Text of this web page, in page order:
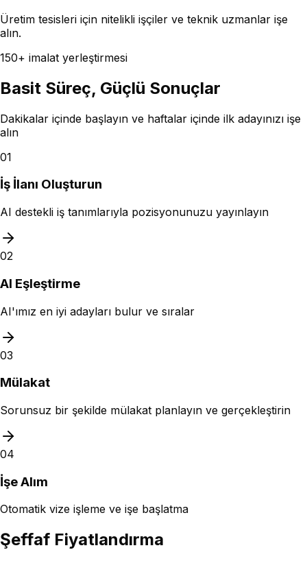
Üretim tesisleri için nitelikli işçiler ve teknik uzmanlar işe
alın.
150+ imalat yerleştirmesi
Basit Süreç, Güçlü Sonuçlar
Dakikalar içinde başlayın ve haftalar içinde ilk adayınızı işe
alın
01
İş İlanı Oluşturun
AI destekli iş tanımlarıyla pozisyonunuzu yayınlayın
02
AI Eşleştirme
AI'ımız en iyi adayları bulur ve sıralar
03
Mülakat
Sorunsuz bir şekilde mülakat planlayın ve gerçekleştirin
04
İşe Alım
Otomatik vize işleme ve işe başlatma
Şeffaf Fiyatlandırma